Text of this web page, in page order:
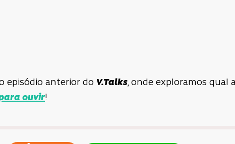
episódio anterior do V.Talks, onde exploramos qual
ouvir!